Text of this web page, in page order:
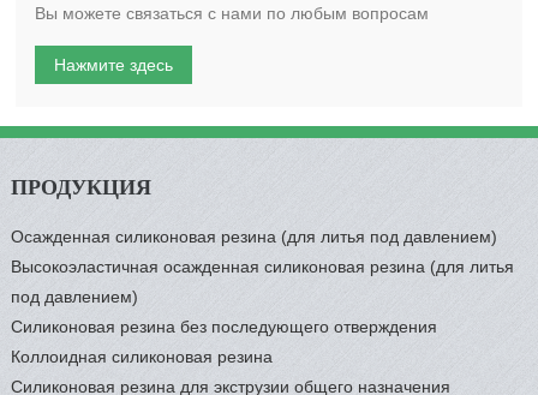
Вы можете связаться с нами по любым вопросам
Нажмите здесь
ПРОДУКЦИЯ
Осажденная силиконовая резина (для литья под давлением)
Высокоэластичная осажденная силиконовая резина (для литья
под давлением)
Силиконовая резина без последующего отверждения
Коллоидная силиконовая резина
Силиконовая резина для экструзии общего назначения